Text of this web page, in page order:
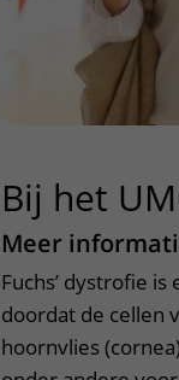
Bij het
Meer
Fuchs’ dystrofie
doordat de cellen
hoornvlies